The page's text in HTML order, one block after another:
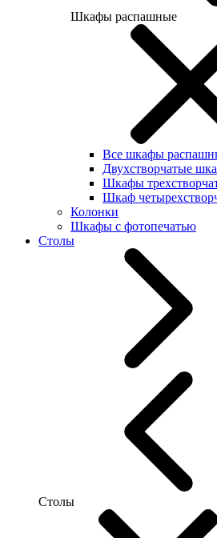
Шкафы распашные
Все шкафы
Двухстворчатые
Шкафы
Шкаф
Колонки
Шкафы с фотопечатью
Столы
Столы